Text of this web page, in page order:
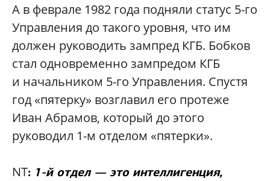
А в феврале 1982 года подняли статус 5-го
Управления до такого уровня, что им
должен руководить зампред КГБ. Бобков
стал одновременно зампредом КГБ
и начальником 5-го Управления. Спустя
год «пятерку» возглавил его протеже
Иван Абрамов, который до этого
руководил 1-м отделом «пятерки».
NT: 1-й отдел — это интеллигенция,